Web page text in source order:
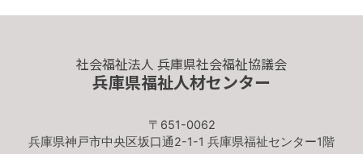
社会福祉法人 兵庫県社会福祉協議会
兵庫県福祉人材センター
〒651-0062
兵庫県神戸市中央区坂口通2-1-1 兵庫県福祉センター1階